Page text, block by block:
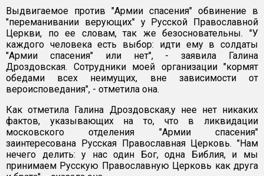
Выдвигаемое против "Армии спасения" обвинение в
"переманивании верующих" у Русской Православной
Церкви, по ее словам, так же безосновательны. "У
каждого человека есть выбор: идти ему в солдаты
"Армии спасения" или нет", - заявила Галина
Дроздовская. Сотрудники моей организации "кормят
обедами всех неимущих, вне зависимости от
вероисповедания", - отметила она.
Как отметила Галина Дроздовская,у нее нет никаких
фактов, указывающих на то, что в ликвидации
московского отделения "Армии спасения"
заинтересована Русская Православная Церковь. "Нам
нечего делить: у нас один Бог, одна Библия, и мы
принимаем Русскую Православную Церковь как друга